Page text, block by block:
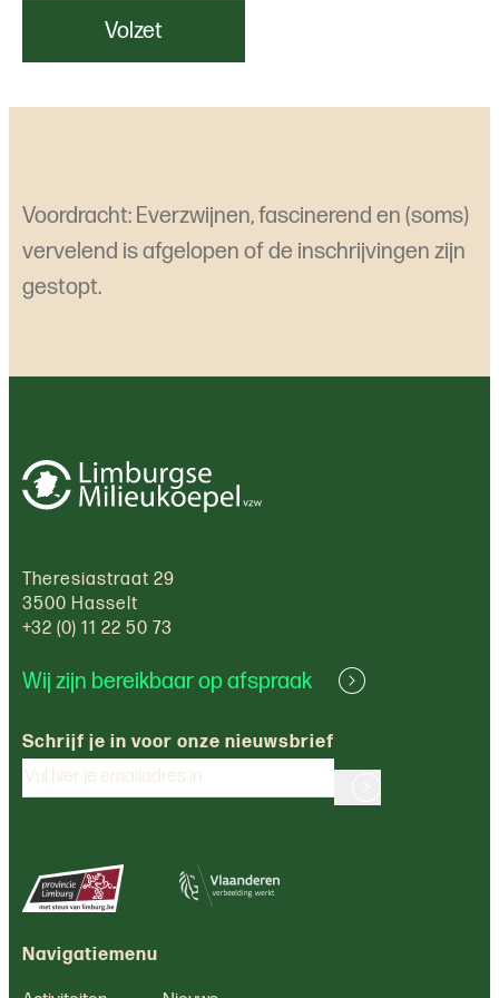
Volzet
Voordracht: Everzwijnen, fascinerend en (soms)
vervelend is afgelopen of de inschrijvingen zijn
gestopt.
Theresiastraat 29
3500 Hasselt
+32 (0) 11 22 50 73
Wij zijn bereikbaar op afspraak
Schrijf je in voor onze nieuwsbrief
Navigatiemenu